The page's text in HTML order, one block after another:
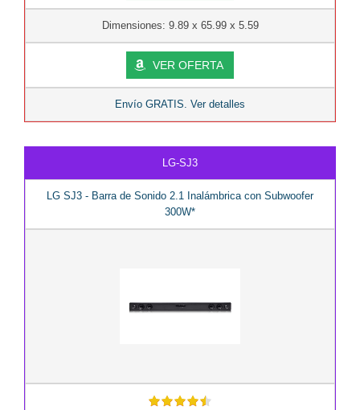
Dimensiones: 9.89 x 65.99 x 5.59
VER OFERTA
Envío GRATIS. Ver detalles
LG-SJ3
LG SJ3 - Barra de Sonido 2.1 Inalámbrica con Subwoofer
300W*